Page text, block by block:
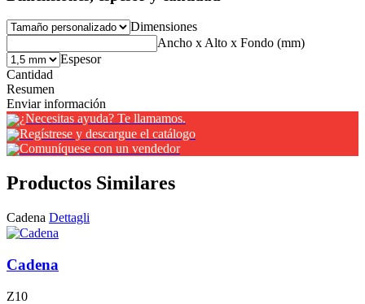
Dimensiones
Ancho x Alto x Fondo (mm)
Espesor
Cantidad
Resumen
Enviar información
¿Necesitas ayuda? Te llamamos.
Regístrese y descargue el catálogo
Comuníquese con un vendedor
Productos Similares
Cadena Dettagli
Cadena
Z10